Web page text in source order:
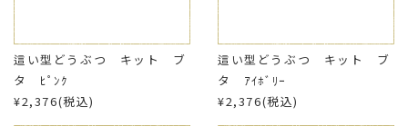
這い型どうぶつ キット ブ
タ ﾋﾟﾝｸ
¥2,376(税込)
這い型どうぶつ キット ブ
タ ｱｲﾎﾞﾘｰ
¥2,376(税込)